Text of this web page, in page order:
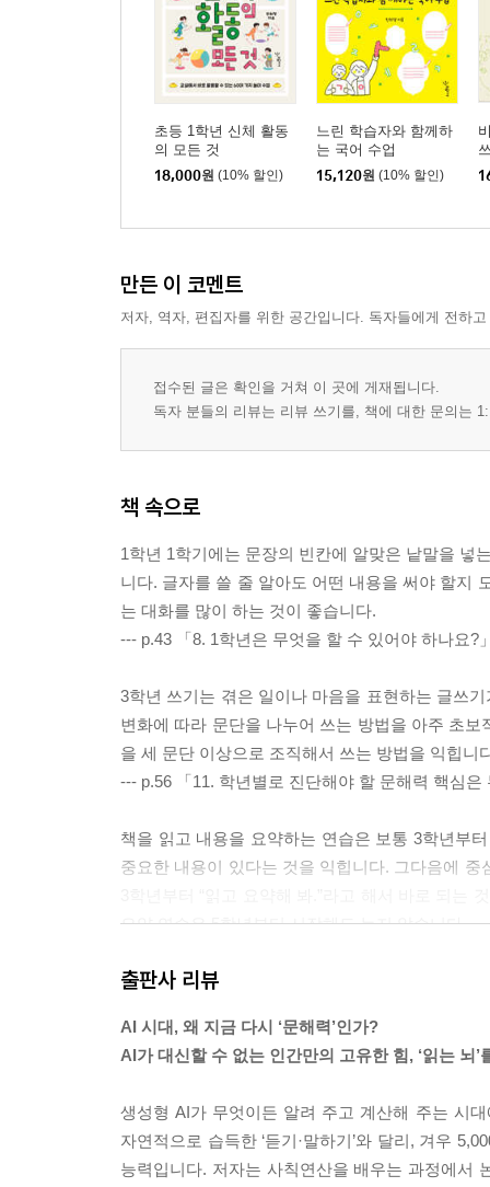
초등 1학년 신체 활동
의 모든 것
18,000원 (10% 할인)
느린 학습자와 함께하
는 국어 수업
15,120원 (10% 할인)
만든 이 코멘트
저자, 역자, 편집자를 위한 공간입니다. 독자들에게 전하
접수된 글은 확인을 거쳐 이 곳에 게재됩니다.
독자 분들의 리뷰는 리뷰 쓰기를, 책에 대한 문의는
책 속으로
1학년 1학기에는 문장의 빈칸에 알맞은 낱말을 넣
니다. 글자를 쓸 줄 알아도 어떤 내용을 써야 할지
는 대화를 많이 하는 것이 좋습니다.
--- p.43 「8. 1학년은 무엇을 할 수 있어야 하나요?
3학년 쓰기는 겪은 일이나 마음을 표현하는 글쓰
변화에 따라 문단을 나누어 쓰는 방법을 아주 초
을 세 문단 이상으로 조직해서 쓰는 방법을 익힙니
--- p.56 「11. 학년별로 진단해야 할 문해력 핵심은
책을 읽고 내용을 요약하는 연습은 보통 3학년부
중요한 내용이 있다는 것을 익힙니다. 그다음에
요약 연습은 5학년부터 시작해도 늦지 않습니다.
를 가르치려는 이유를 어른이 정리해 두면, 그 논
응 능력, 공간지각 능력, 구성 능력과 연결됩니다.
--- p.150 「37. 베껴 쓰기, 글씨 교정에 도움이 되나요?」
출판사 리뷰
AI 시대, 왜 지금 다시 ‘문해력’인가?
AI가 대신할 수 없는 인간만의 고유한 힘, ‘읽는 뇌’
생성형 AI가 무엇이든 알려 주고 계산해 주는 시
자연적으로 습득한 ‘듣기·말하기’와 달리, 겨우
능력입니다. 저자는 사칙연산을 배우는 과정에서